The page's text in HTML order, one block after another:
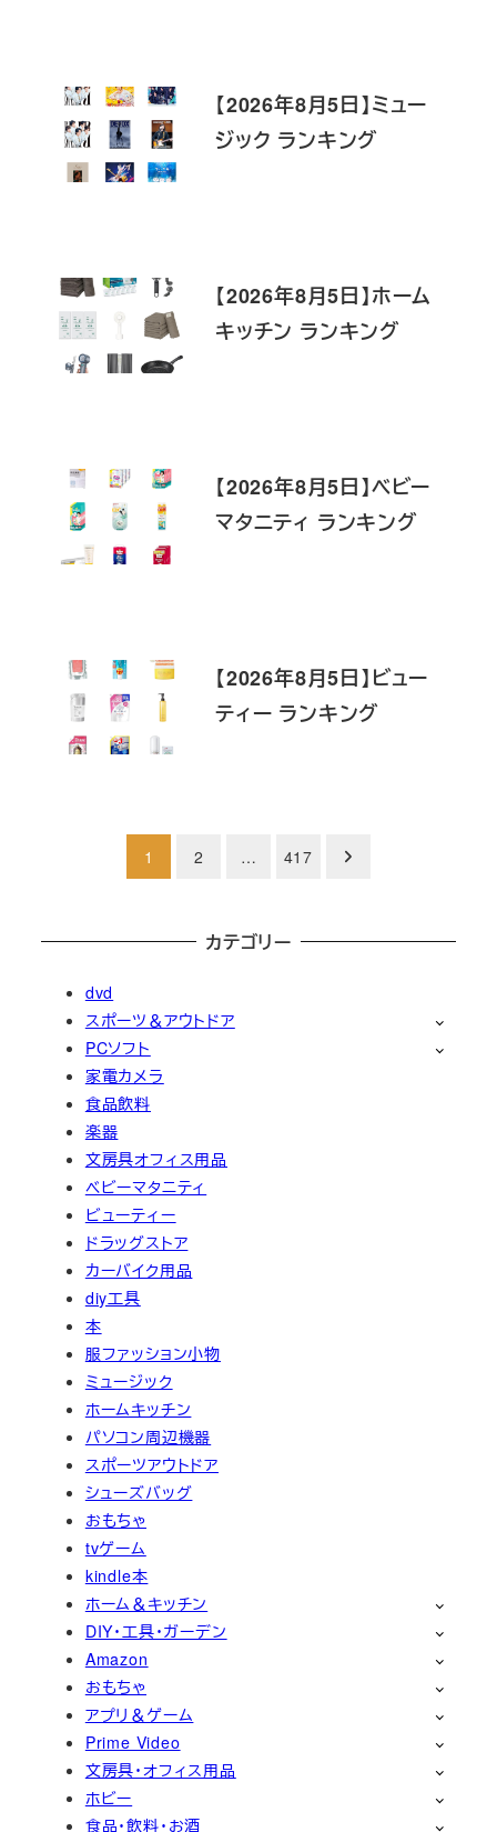
【2026年8月5日】ミュー
ジック ランキング
【2026年8月5日】ホーム
キッチン ランキング
【2026年8月5日】ベビー
マタニティ ランキング
【2026年8月5日】ビュー
ティー ランキング
の
送
1 2 … 417
カテゴリー
dvd
スポーツ＆アウトドア
PCソフト
家電カメラ
食品飲料
楽器
文房具オフィス用品
ベビーマタニティ
ビューティー
ドラッグストア
カーバイク用品
diy工具
本
服ファッション小物
ミュージック
ホームキッチン
パソコン周辺機器
スポーツアウトドア
シューズバッグ
おもちゃ
tvゲーム
kindle本
ホーム＆キッチン
DIY・工具・ガーデン
Amazon
おもちゃ
アプリ＆ゲーム
Prime Video
文房具・オフィス用品
ホビー
食品・飲料・お酒